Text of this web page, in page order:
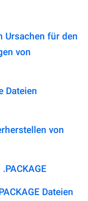
Ursachen für den
von
Dateien
von
Dateien